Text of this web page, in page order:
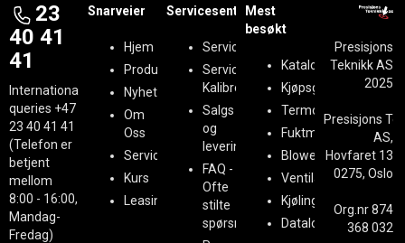
23
40 41
41
International
queries +47
23 40 41 41
(Telefon er
betjent
mellom
8:00 - 16:00,
Mandag-
Fredag)
Snarveier
Hjem
Produkter
Nyheter
Om
Oss
Service
Kurs
Leasing
Servicesenter
Serviceregistrering
Service &
Kalibrering
Salgs
og
leveringsbetingelser
FAQ -
Ofte
stilte
spørsmål
Mest
besøkt
Kataloger
Kjøpsguider
Termografi
Fuktmåling
BlowerDoor
Ventilasjon
Kjøling
Datalogging
Presisjons
Teknikk AS
2025
Presisjons
AS,
Hovfaret 13
0275, Oslo
Org.nr 874
368 032